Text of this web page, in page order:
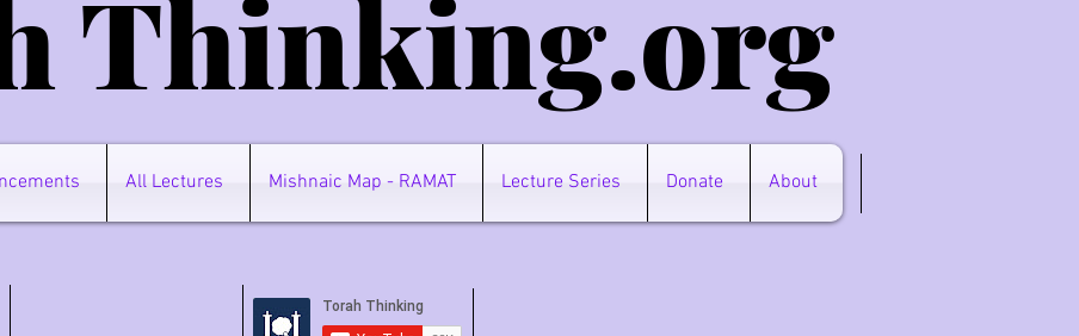
Thinking.org
All Lectures Mishnaic Map - RAMAT Lecture Series Donate About